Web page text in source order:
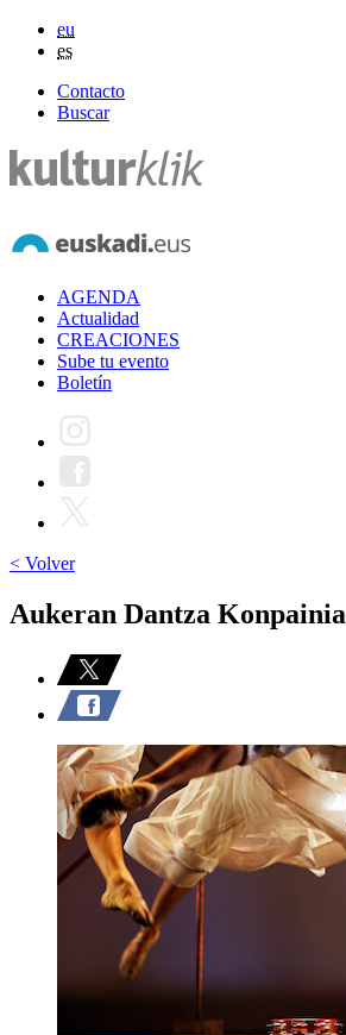
eu
es
Contacto
Buscar
AGENDA
Actualidad
CREACIONES
Sube tu evento
Boletín
< Volver
Aukeran Dantza Konpainia